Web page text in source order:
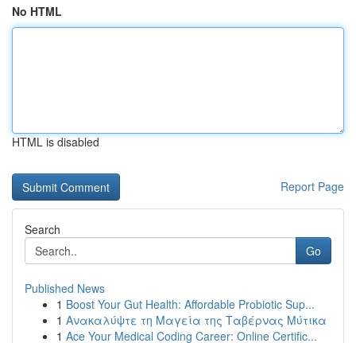
No HTML
HTML is disabled
Report Page
Search
Go
Published News
1 Boost Your Gut Health: Affordable Probiotic Sup...
1 Ανακαλύψτε τη Μαγεία της Ταβέρνας Μύτικα
1 Ace Your Medical Coding Career: Online Certific...